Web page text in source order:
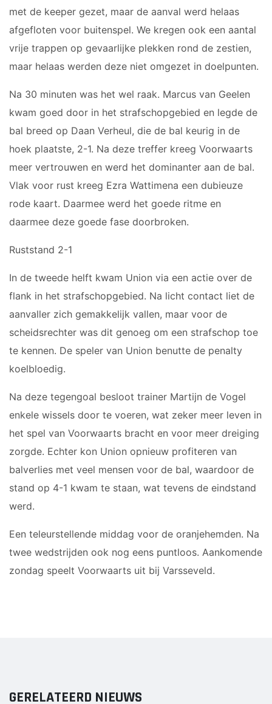
PUPILLEN
JO8-1
JO8-2
JO8-4JM
JO8-5JM
JO9-1
JO9-2JM
JO9-3
JO9-4JM
JO9-5
JO10-1
JO10-6 JM
JO10-7
JO10-8JM
JO11-1
JO12-1
JO12-2JM
JO12-3
JO12-4JM
JO12-5JM
JO13-3
JO13-4
MO13-1
met de keeper gezet, maar de aanval werd helaas
afgefloten voor buitenspel. We kregen ook een aantal
vrije trappen op gevaarlijke plekken rond de zestien,
maar helaas werden deze niet omgezet in doelpunten.
Na 30 minuten was het wel raak. Marcus van Geelen
kwam goed door in het strafschopgebied en legde de
bal breed op Daan Verheul, die de bal keurig in de
hoek plaatste, 2-1. Na deze treffer kreeg Voorwaarts
meer vertrouwen en werd het dominanter aan de bal.
Vlak voor rust kreeg Ezra Wattimena een dubieuze
rode kaart. Daarmee werd het goede ritme en
daarmee deze goede fase doorbroken.
Ruststand 2-1
In de tweede helft kwam Union via een actie over de
flank in het strafschopgebied. Na licht contact liet de
aanvaller zich gemakkelijk vallen, maar voor de
scheidsrechter was dit genoeg om een strafschop toe
te kennen. De speler van Union benutte de penalty
koelbloedig.
Na deze tegengoal besloot trainer Martijn de Vogel
enkele wissels door te voeren, wat zeker meer leven in
het spel van Voorwaarts bracht en voor meer dreiging
zorgde. Echter kon Union opnieuw profiteren van
balverlies met veel mensen voor de bal, waardoor de
stand op 4-1 kwam te staan, wat tevens de eindstand
werd.
Een teleurstellende middag voor de oranjehemden. Na
twee wedstrijden ook nog eens puntloos. Aankomende
zondag speelt Voorwaarts uit bij Varsseveld.
GERELATEERD NIEUWS